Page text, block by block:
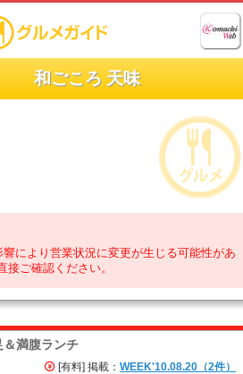
和ごころ 天味
により営業状況に変更が生じる可能性があ
接ご確認ください。
＆満腹ランチ
[有料] 掲載： WEEK'10.08.20（2件）